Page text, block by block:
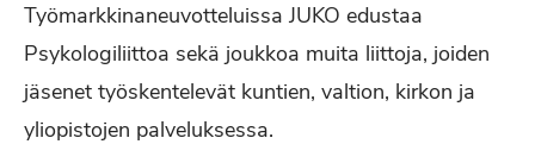
Työmarkkinaneuvotteluissa JUKO edustaa
Psykologiliittoa sekä joukkoa muita liittoja, joiden
jäsenet työskentelevät kuntien, valtion, kirkon ja
yliopistojen palveluksessa.